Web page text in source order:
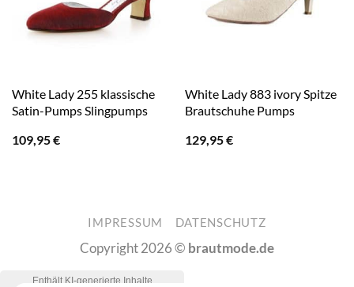
White Lady 255 klassische
Satin-Pumps Slingpumps
109,95€
White Lady 883 ivory Spitze
Brautschuhe Pumps
129,95€
IMPRESSUM DATENSCHUTZ
Copyright 2026 © brautmode.de